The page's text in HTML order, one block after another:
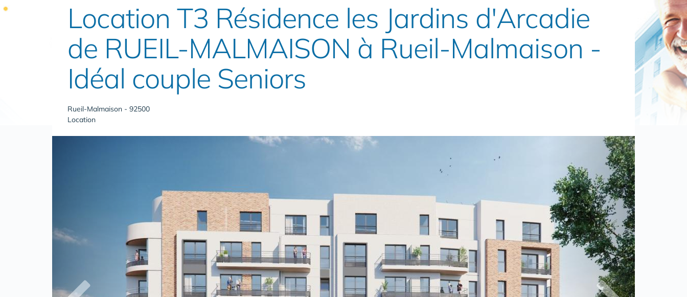
Location T3 Résidence les Jardins d'Arcadie
de RUEIL-MALMAISON à Rueil-Malmaison -
Idéal couple Seniors
Rueil-Malmaison - 92500
Location